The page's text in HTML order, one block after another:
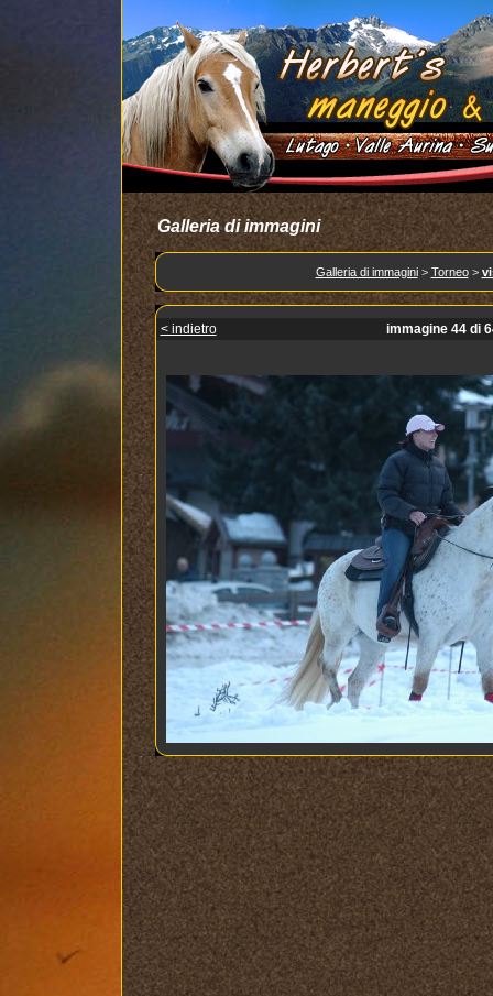
Galleria di immagini
Galleria di immagini> Torneo>
< indietro immagine 44 di